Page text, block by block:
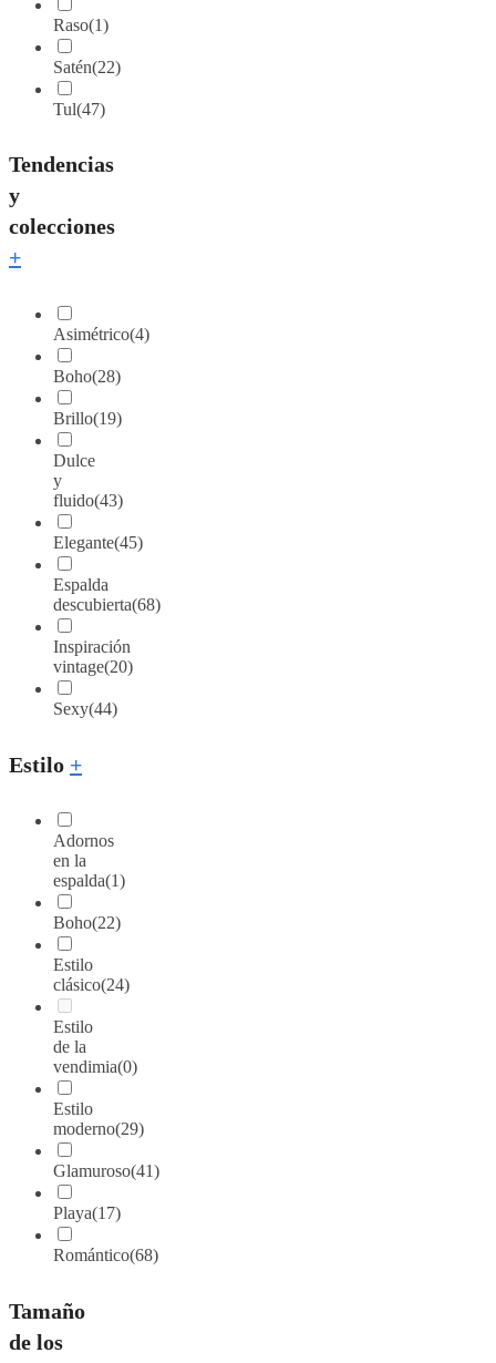
Raso(1)
Satén(22)
Tul(47)
Tendencias
y
colecciones
+
Asimétrico(4)
Boho(28)
Brillo(19)
Dulce
y
fluido(43)
Elegante(45)
Espalda
descubierta(68)
Inspiración
vintage(20)
Sexy(44)
Estilo +
Adornos
en la
espalda(1)
Boho(22)
Estilo
clásico(24)
Estilo
de la
vendimia(0)
Estilo
moderno(29)
Glamuroso(41)
Playa(17)
Romántico(68)
Tamaño
de los